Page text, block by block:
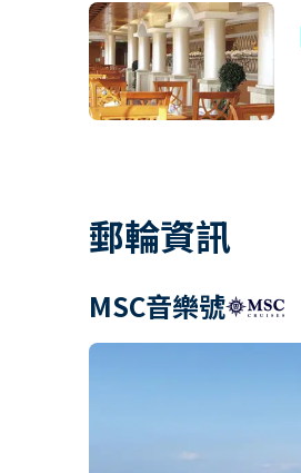
郵輪資訊
MSC音樂號